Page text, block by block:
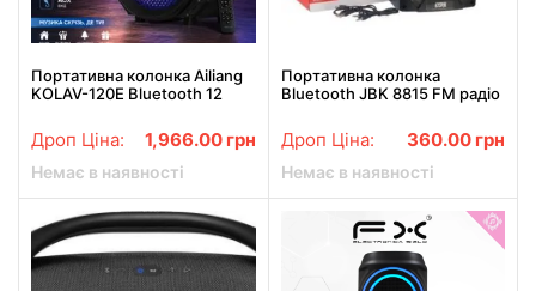
Портативна колонка Ailiang
KOLAV-120E Bluetooth 12
Дроп Ціна: 1,966.00 грн
Немає в наявності
Портативна колонка
Bluetooth JBK 8815 FM радіо
Дроп Ціна: 360.00 грн
Немає в наявності